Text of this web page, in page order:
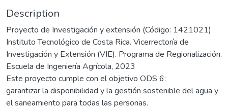
Description
Proyecto de Investigación y extensión (Código: 1421021)
Instituto Tecnológico de Costa Rica. Vicerrectoría de
Investigación y Extensión (VIE). Programa de Regionalización.
Escuela de Ingeniería Agrícola, 2023
Este proyecto cumple con el objetivo ODS 6:
garantizar la disponibilidad y la gestión sostenible del agua y
el saneamiento para todas las personas.